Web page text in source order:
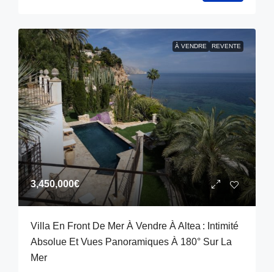
À VENDRE REVENTE
3,450,000€
Villa En Front De Mer À Vendre À Altea : Intimité
Absolue Et Vues Panoramiques À 180° Sur La
Mer